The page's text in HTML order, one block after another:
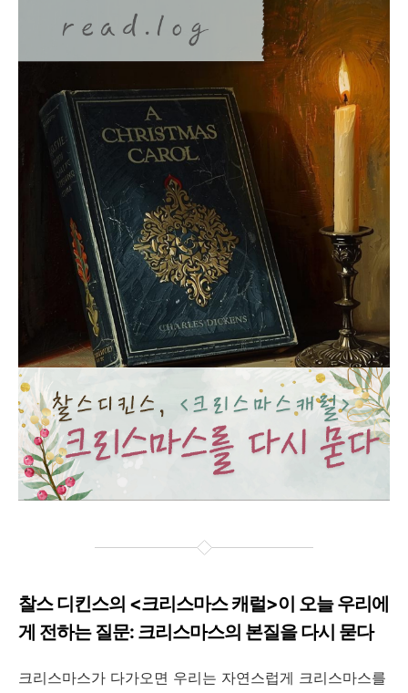
찰스 디킨스의 <크리스마스 캐럴>이 오늘 우리에
게 전하는 질문: 크리스마스의 본질을 다시 묻다
크리스마스가 다가오면 우리는 자연스럽게 크리스마스를